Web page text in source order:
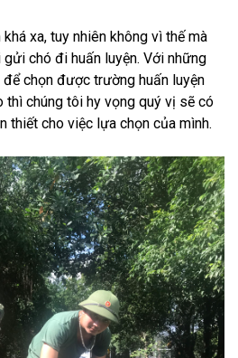
khá xa, tuy nhiên không vì thế mà
chó đi huấn luyện. Với những
chọn được trường huấn luyện
thì chúng tôi hy vọng quý vị sẽ có
thiết cho việc lựa chọn của mình.